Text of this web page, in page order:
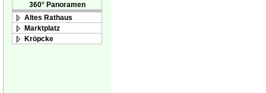
360° Panoramen
Altes Rathaus
Marktplatz
Kröpcke